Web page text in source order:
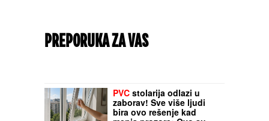
PREPORUKA ZA VAS